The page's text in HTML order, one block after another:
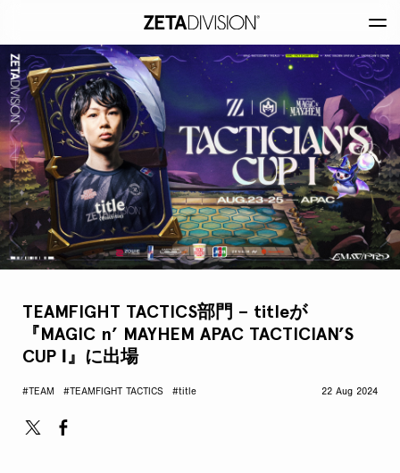
TEAMFIGHT TACTICS部門 – titleが
『MAGIC n’ MAYHEM APAC TACTICIAN’S
CUP Ⅰ』に出場
#TEAM #TEAMFIGHT TACTICS #title 22 Aug 2024